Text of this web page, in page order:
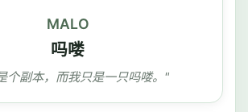
MALO
吗喽
个副本，而我只是一只吗喽。"